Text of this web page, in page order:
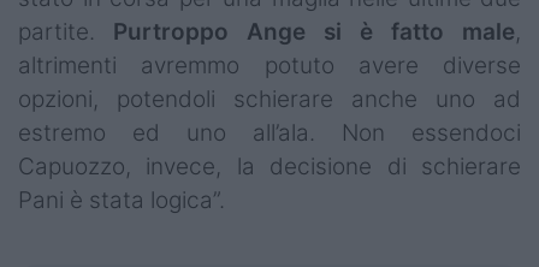
partite. Purtroppo Ange si è fatto male,
altrimenti avremmo potuto avere diverse
opzioni, potendoli schierare anche uno ad
estremo ed uno all’ala. Non essendoci
Capuozzo, invece, la decisione di schierare
Pani è stata logica”.